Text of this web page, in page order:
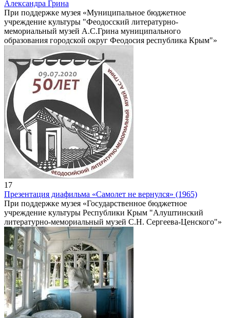
Александра Грина
При поддержке музея «Муниципальное бюджетное
учреждение культуры "Феодосский литературно-
мемориальный музей А.С.Грина муниципального
образования городской округ Феодосия республика Крым"»
17
Презентация диафильма «Самолет не вернулся» (1965)
При поддержке музея «Государственное бюджетное
учреждение культуры Республики Крым "Алуштинский
литературно-мемориальный музей С.Н. Сергеева-Ценского"»